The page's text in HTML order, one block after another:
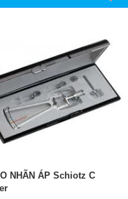
NHÃN ÁP Schiotz C